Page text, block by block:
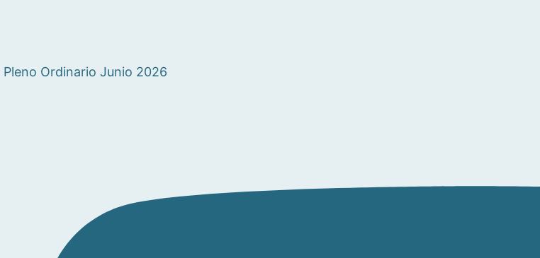
Pleno Ordinario Junio 2026